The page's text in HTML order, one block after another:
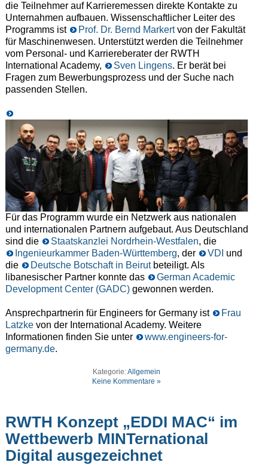
die Teilnehmer auf Karrieremessen direkte Kontakte zu
Unternahmen aufbauen. Wissenschaftlicher Leiter des
Programms ist
Prof. Dr. Bernd Markertvon der Fakultät
für Maschinenwesen. Unterstützt werden die Teilnehmer
vom Personal- und Karriereberater der RWTH
International Academy,
Sven Lingens. Er berät bei
Fragen zum Bewerbungsprozess und der Suche nach
passenden Stellen.
Für das Programm wurde ein Netzwerk aus nationalen
und internationalen Partnern aufgebaut. Aus Deutschland
sind die
Staatskanzlei Nordrhein-Westfalen, die
Ingenieurkammer Baden-Württemberg, der VDI und
die
Deutsche Botschaft in Beirutbeteiligt. Als
libanesischer Partner konnte das
German Academic
Development Center (GADC)gewonnen werden.
Ansprechpartnerin für Engineers for Germany ist
Frau
Latzkevon der International Academy. Weitere
Informationen finden Sie unter
www.engineers-for-
germany.de.
Kategorie:Allgemein
Keine Kommentare »
RWTH Konzept „EDDI MAC“ im
Wettbewerb MINTernational
Digital ausgezeichnet